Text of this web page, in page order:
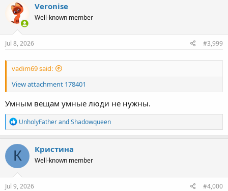
i
o
n
s
Veronise
Well-known member
Jul 8, 2026 #3,999
vadim69 said:
View attachment 178401
Умным вещам умные люди не нужны.
R
e
a
c
t
i
o
n
s
UnholyFatherandShadowqueen
К Кристина
Well-known member
Jul 9, 2026 #4,000